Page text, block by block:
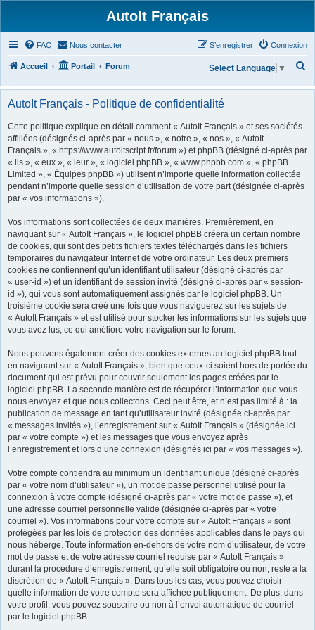
AutoIt Français
FAQ Nous contacter Connexion
S’enregistrer
Accueil Portail Forum
h
r
Select Language ▼
AutoIt Français - Politique de confidentialité
Cette politique explique en détail comment « AutoIt Français » et ses sociétés
affiliées (désignés ci-après par « nous », « notre », « nos », « AutoIt
Français », « https://www.autoitscript.fr/forum ») et phpBB (désigné ci-après par
« ils », « eux », « leur », « logiciel phpBB », « www.phpbb.com », « phpBB
Limited », « Équipes phpBB ») utilisent n’importe quelle information collectée
pendant n’importe quelle session d’utilisation de votre part (désignée ci-après
par « vos informations »).
Vos informations sont collectées de deux manières. Premièrement, en
naviguant sur « AutoIt Français », le logiciel phpBB créera un certain nombre
de cookies, qui sont des petits fichiers textes téléchargés dans les fichiers
temporaires du navigateur Internet de votre ordinateur. Les deux premiers
cookies ne contiennent qu’un identifiant utilisateur (désigné ci-après par
« user-id ») et un identifiant de session invité (désigné ci-après par « session-
id »), qui vous sont automatiquement assignés par le logiciel phpBB. Un
troisième cookie sera créé une fois que vous naviguerez sur les sujets de
« AutoIt Français » et est utilisé pour stocker les informations sur les sujets que
vous avez lus, ce qui améliore votre navigation sur le forum.
Nous pouvons également créer des cookies externes au logiciel phpBB tout
en naviguant sur « AutoIt Français », bien que ceux-ci soient hors de portée du
document qui est prévu pour couvrir seulement les pages créées par le
logiciel phpBB. La seconde manière est de récupérer l’information que vous
nous envoyez et que nous collectons. Ceci peut être, et n’est pas limité à : la
publication de message en tant qu’utilisateur invité (désignée ci-après par
« messages invités »), l’enregistrement sur « AutoIt Français » (désignée ici
par « votre compte ») et les messages que vous envoyez après
l’enregistrement et lors d’une connexion (désignés ici par « vos messages »).
Votre compte contiendra au minimum un identifiant unique (désigné ci-après
par « votre nom d’utilisateur »), un mot de passe personnel utilisé pour la
connexion à votre compte (désigné ci-après par « votre mot de passe »), et
une adresse courriel personnelle valide (désignée ci-après par « votre
courriel »). Vos informations pour votre compte sur « AutoIt Français » sont
protégées par les lois de protection des données applicables dans le pays qui
nous héberge. Toute information en-dehors de votre nom d’utilisateur, de votre
mot de passe et de votre adresse courriel requise par « AutoIt Français »
durant la procédure d’enregistrement, qu’elle soit obligatoire ou non, reste à la
discrétion de « AutoIt Français ». Dans tous les cas, vous pouvez choisir
quelle information de votre compte sera affichée publiquement. De plus, dans
votre profil, vous pouvez souscrire ou non à l’envoi automatique de courriel
par le logiciel phpBB.